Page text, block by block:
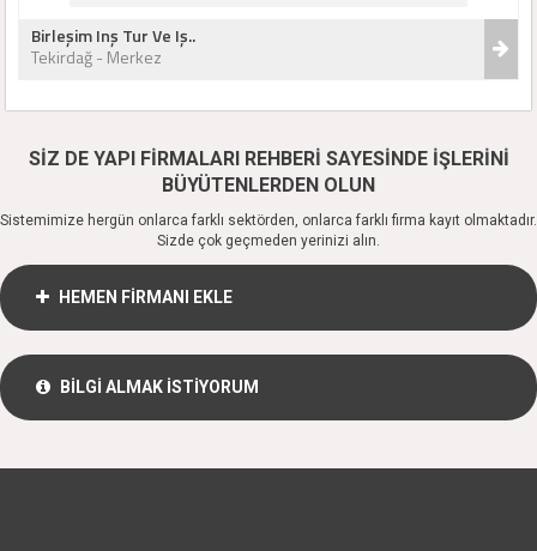
Birleşim Inş Tur Ve Iş..
Tekirdağ - Merkez
SİZ DE YAPI FİRMALARI REHBERİ SAYESİNDE İŞLERİNİ
BÜYÜTENLERDEN OLUN
Sistemimize hergün onlarca farklı sektörden, onlarca farklı firma kayıt olmaktadır.
Sizde çok geçmeden yerinizi alın.
HEMEN FİRMANI EKLE
BİLGİ ALMAK İSTİYORUM